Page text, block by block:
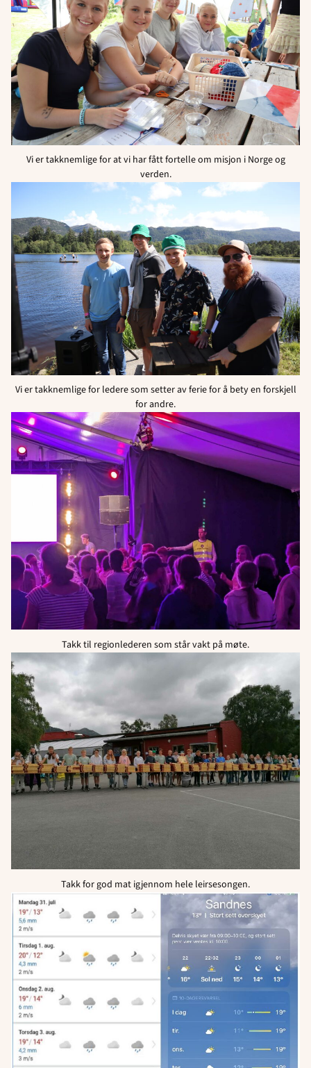
Vi er takknemlige for at vi har fått fortelle om misjon i Norge og
verden.
Vi er takknemlige for ledere som setter av ferie for å bety en forskjell
for andre.
Takk til regionlederen som står vakt på møte.
Takk for god mat igjennom hele leirsesongen.